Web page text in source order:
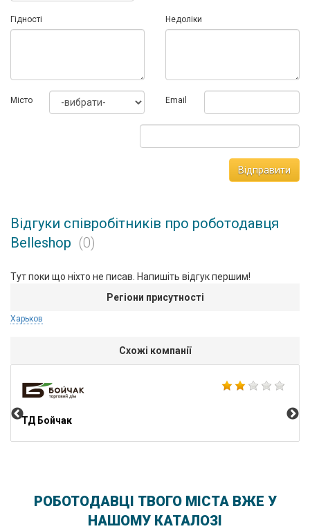
Гідності Недоліки
Мiсто Email
Відправити
Відгуки співробітників про роботодавця
Belleshop (0)
Тут поки що ніхто не писав. Напишіть відгук першим!
Регіони присутності
Харьков
Схожі компанії
ТД Бойчак
РОБОТОДАВЦІ ТВОГО МІСТА ВЖЕ У
НАШОМУ КАТАЛОЗІ